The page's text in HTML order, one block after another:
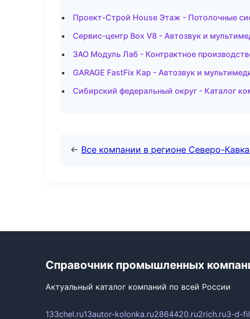
Проект-Строй House Этаж - Потолочные
Сервис-центр Box V8 - Автозвук и
ЗАО Модуль Лаб - Контрактное
GARAGE FastFix Кар - Автозвук и
Сибирский федеральный округ - Каталог
← Все компании в регионе Северо-
Справочник промышленных
Актуальный каталог компаний по всей России
133chel.ru13autor-kolonka.ru2864420.ru2rich.ru3-d-